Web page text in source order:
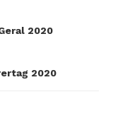
2020
2020